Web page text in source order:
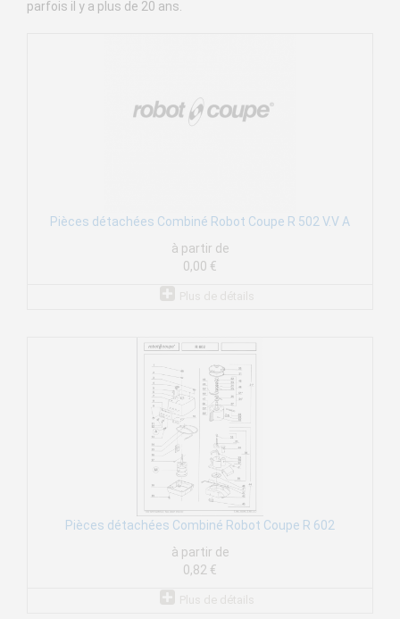
parfois il y a plus de 20 ans.
Pièces détachées Combiné Robot Coupe R 502 V.V A
à partir de
0,00 €
Pièces détachées Combiné Robot Coupe R 602
à partir de
0,82 €